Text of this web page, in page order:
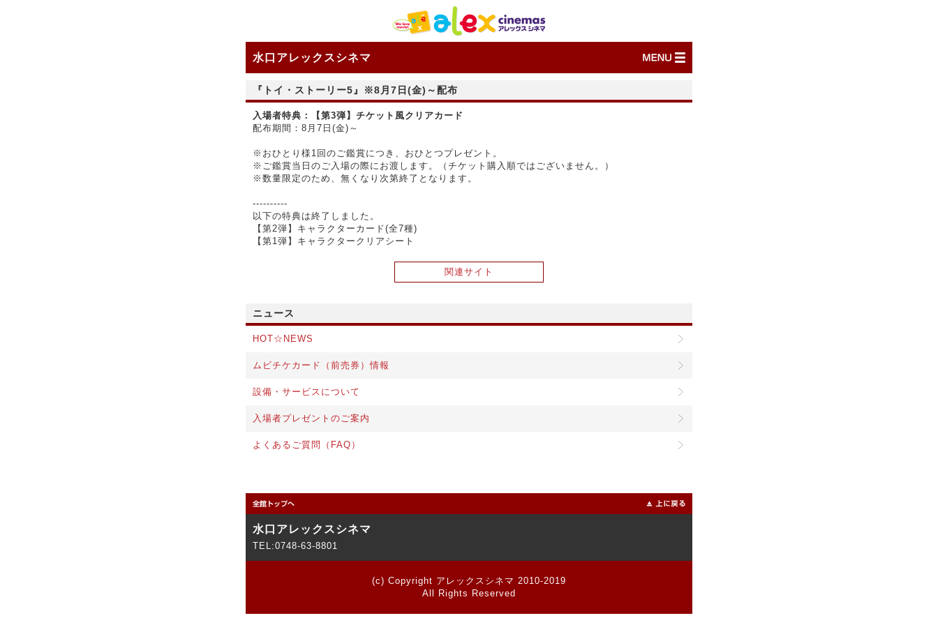
水口アレックスシネマ
『トイ・ストーリー5』※8月7日(金)～配布
入場者特典：【第3弾】チケット風クリアカード
配布期間：8月7日(金)～
※おひとり様1回のご鑑賞につき、おひとつプレゼント。
※ご鑑賞当日のご入場の際にお渡します。（チケット購入順ではございません。）
※数量限定のため、無くなり次第終了となります。
----------
以下の特典は終了しました。
【第2弾】キャラクターカード(全7種)
【第1弾】キャラクタークリアシート
関連サイト
ニュース
HOT☆NEWS
ムビチケカード（前売券）情報
設備・サービスについて
入場者プレゼントのご案内
よくあるご質問（FAQ）
水口アレックスシネマ
TEL:0748-63-8801
(c) Copyright アレックスシネマ 2010-2019
All Rights Reserved